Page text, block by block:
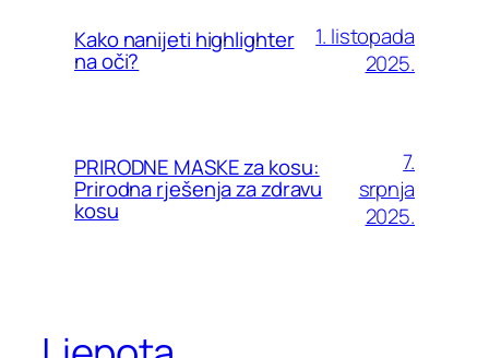
Kako nanijeti highlighter
na oči?
1. listopada
2025.
PRIRODNE MASKE za kosu:
Prirodna rješenja za zdravu
kosu
7.
srpnja
2025.